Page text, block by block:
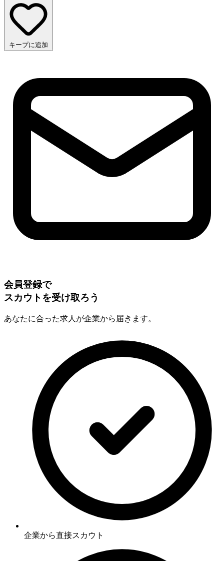
キープに追加
会員登録で
スカウトを受け取ろう
あなたに合った求人が企業から届きます。
企業から直接スカウト